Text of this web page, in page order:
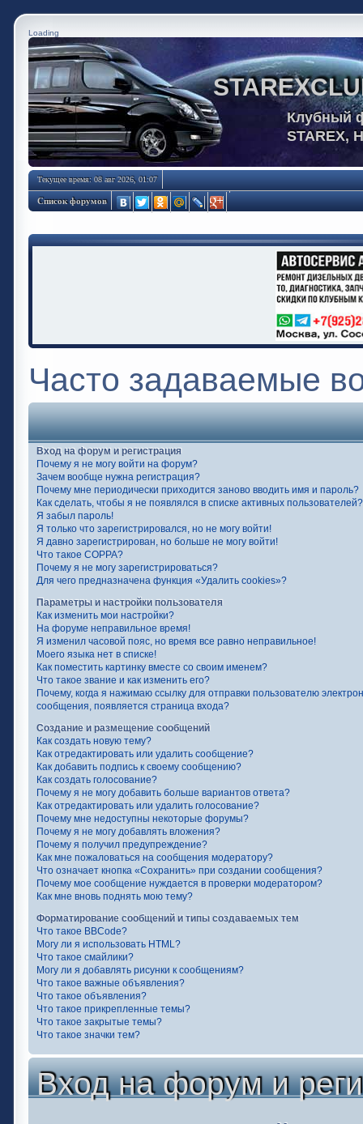
Loading
Клубный
STAREX,
Текущее время: 08 авг 2026, 01:07
Список форумов
Часто задаваемые
Вход на форум и регистрация
Почему я не могу войти на форум?
Зачем вообще нужна регистрация?
Почему мне периодически приходится заново вводить имя и пароль?
Как сделать, чтобы я не появлялся в списке активных пользователей?
Я забыл пароль!
Я только что зарегистрировался, но не могу войти!
Я давно зарегистрирован, но больше не могу войти!
Что такое COPPA?
Почему я не могу зарегистрироваться?
Для чего предназначена функция «Удалить cookies»?
Параметры и настройки пользователя
Как изменить мои настройки?
На форуме неправильное время!
Я изменил часовой пояс, но время все равно неправильное!
Моего языка нет в списке!
Как поместить картинку вместе со своим именем?
Что такое звание и как изменить его?
Почему, когда я нажимаю ссылку для отправки пользователю
сообщения, появляется страница входа?
Создание и размещение сообщений
Как создать новую тему?
Как отредактировать или удалить сообщение?
Как добавить подпись к своему сообщению?
Как создать голосование?
Почему я не могу добавить больше вариантов ответа?
Как отредактировать или удалить голосование?
Почему мне недоступны некоторые форумы?
Почему я не могу добавлять вложения?
Почему я получил предупреждение?
Как мне пожаловаться на сообщения модератору?
Что означает кнопка «Сохранить» при создании сообщения?
Почему мое сообщение нуждается в проверки модератором?
Как мне вновь поднять мою тему?
Форматирование сообщений и типы создаваемых тем
Что такое BBCode?
Могу ли я использовать HTML?
Что такое смайлики?
Могу ли я добавлять рисунки к сообщениям?
Что такое важные объявления?
Что такое объявления?
Что такое прикрепленные темы?
Что такое закрытые темы?
Что такое значки тем?
Вход на форум и